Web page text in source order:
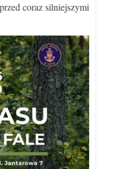
coraz silniejszymi